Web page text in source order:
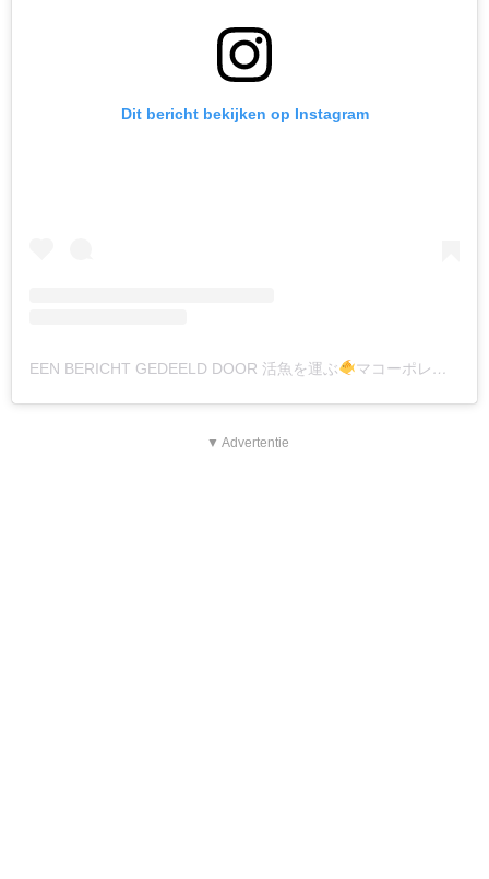
Dit bericht bekijken op Instagram
EEN BERICHT GEDEELD DOOR 活魚を運ぶ マコーポレーション (@KATSUGYO_BAG)
▼ Advertentie